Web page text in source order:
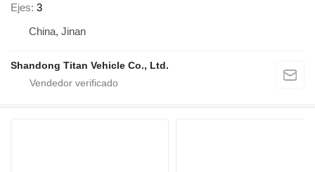
Ejes 3
China, Jinan
Shandong Titan Vehicle Co., Ltd.